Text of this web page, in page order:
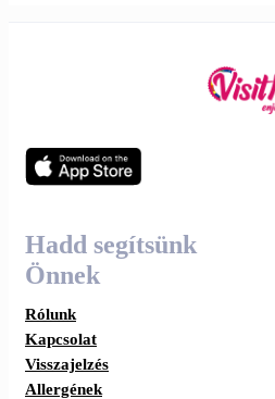
Hadd segítsünk
Önnek
Rólunk
Kapcsolat
Visszajelzés
Allergének